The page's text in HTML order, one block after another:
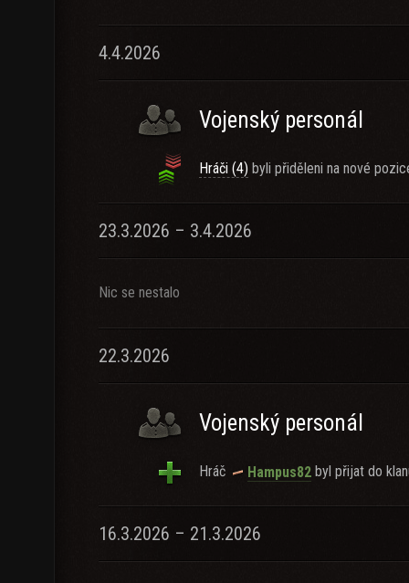
4.4.2026
Vojenský personál
Hráči (4) byli přiděleni na nové
23.3.2026 – 3.4.2026
Nic se nestalo
22.3.2026
Vojenský personál
Hráč Hampus82 byl přijat do
16.3.2026 – 21.3.2026